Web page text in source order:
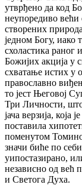
утврђено да код
неупоредиво већи
створених
једном Богу,
схоластика раног
Божијих акција у
схватање истих у
православно
то јест Његовој
Три Личности, што
јача верзија, која
поставила
поменутом
значи биће по
уипостазирано,
независно од већ
и Светога Духа.